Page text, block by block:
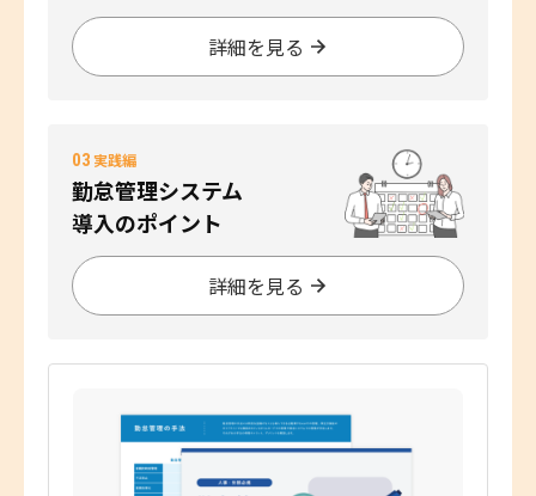
詳細を見る
03実践編
勤怠管理システム
導入のポイント
詳細を見る